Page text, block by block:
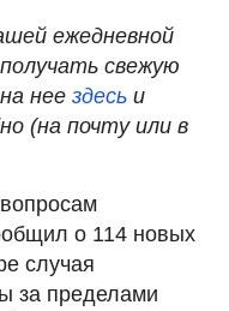
ежедневной
свежую
нее здесь и
(на почту или в
о 114 новых
случая
за пределами